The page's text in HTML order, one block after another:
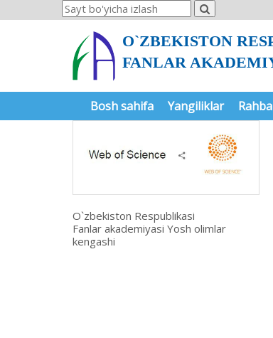
O`ZBEKISTON
FANLAR
Bosh sahifa Yangiliklar
O`zbekiston Respublikasi
Fanlar akademiyasi Yosh olimlar
kengashi